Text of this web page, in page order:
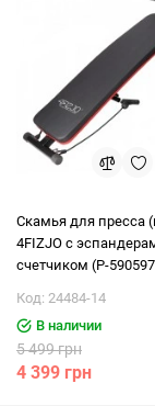
Скамья для пресса
4FIZJO с
счетчиком (P-
Код: 24484-14
В наличии
5 499 грн
4 399 грн